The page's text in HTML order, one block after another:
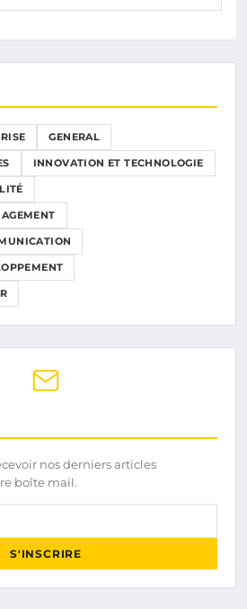
GENERAL
INNOVATION ET TECHNOLOGIE
nos derniers articles
boîte mail.
S'INSCRIRE